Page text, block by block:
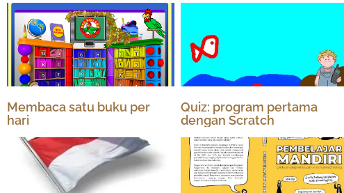
Membaca satu buku per
hari
Quiz: program pertama
dengan Scratch